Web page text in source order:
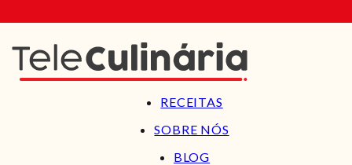
RECEITAS
SOBRE NÓS
BLOG